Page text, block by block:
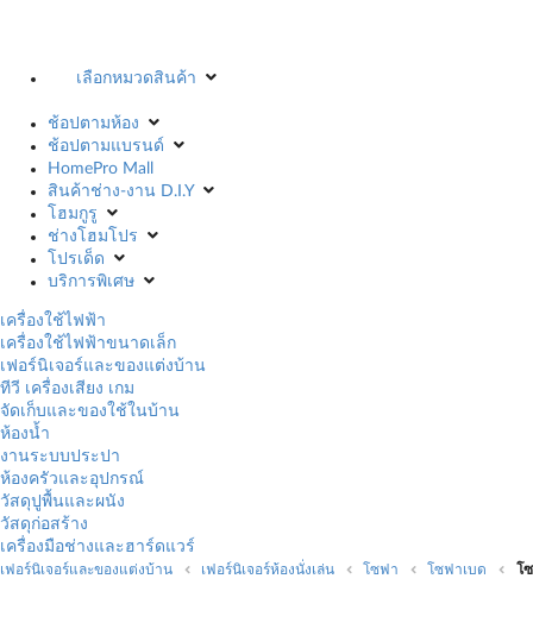
เลือกหมวดสินค้า
ช้อปตามห้อง
ช้อปตามแบรนด์
HomePro Mall
สินค้าช่าง-งาน D.I.Y
โฮมกูรู
ช่างโฮมโปร
โปรเด็ด
บริการพิเศษ
เครื่องใช้ไฟฟ้า
เครื่องใช้ไฟฟ้าขนาดเล็ก
เฟอร์นิเจอร์และของแต่งบ้าน
ทีวี เครื่องเสียง เกม
จัดเก็บและของใช้ในบ้าน
ห้องน้ำ
งานระบบประปา
ห้องครัวและอุปกรณ์
วัสดุปูพื้นและผนัง
วัสดุก่อสร้าง
เครื่องมือช่างและฮาร์ดแวร์
เฟอร์นิเจอร์และของแต่งบ้าน เฟอร์นิเจอร์ห้องนั่งเล่น โซฟา โซฟาเบด โ